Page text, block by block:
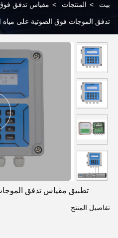
بيت > المنتجات > مقياس تدفق
تدفق الموجات فوق الصوتية على مياه
تطبيق مقياس تدفق
تفاصيل المنتج